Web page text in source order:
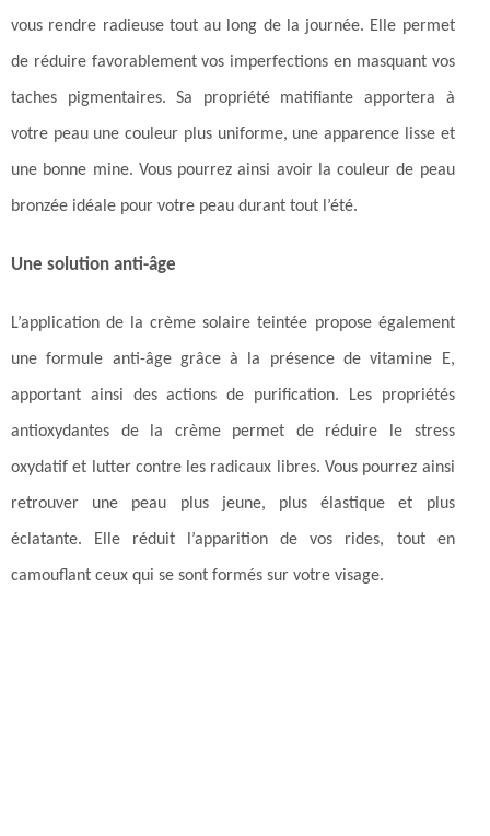
vous rendre radieuse tout au long de la journée. Elle permet
de réduire favorablement vos imperfections en masquant vos
taches pigmentaires. Sa propriété matifiante apportera à
votre peau une couleur plus uniforme, une apparence lisse et
une bonne mine. Vous pourrez ainsi avoir la couleur de peau
bronzée idéale pour votre peau durant tout l’été.
Une solution anti-âge
L’application de la crème solaire teintée propose également
une formule anti-âge grâce à la présence de vitamine E,
apportant ainsi des actions de purification. Les propriétés
antioxydantes de la crème permet de réduire le stress
oxydatif et lutter contre les radicaux libres. Vous pourrez ainsi
retrouver une peau plus jeune, plus élastique et plus
éclatante. Elle réduit l’apparition de vos rides, tout en
camouflant ceux qui se sont formés sur votre visage.